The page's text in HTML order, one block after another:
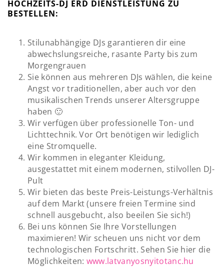
HOCHZEITS-DJ ÉRD DIENSTLEISTUNG ZU
BESTELLEN:
Stilunabhängige DJs garantieren dir eine
abwechslungsreiche, rasante Party bis zum
Morgengrauen
Sie können aus mehreren DJs wählen, die keine
Angst vor traditionellen, aber auch vor den
musikalischen Trends unserer Altersgruppe
haben 🙂
Wir verfügen über professionelle Ton- und
Lichttechnik. Vor Ort benötigen wir lediglich
eine Stromquelle.
Wir kommen in eleganter Kleidung,
ausgestattet mit einem modernen, stilvollen DJ-
Pult
Wir bieten das beste Preis-Leistungs-Verhältnis
auf dem Markt (unsere freien Termine sind
schnell ausgebucht, also beeilen Sie sich!)
Bei uns können Sie Ihre Vorstellungen
maximieren! Wir scheuen uns nicht vor dem
technologischen Fortschritt. Sehen Sie hier die
Möglichkeiten: www.latvanyosnyitotanc.hu